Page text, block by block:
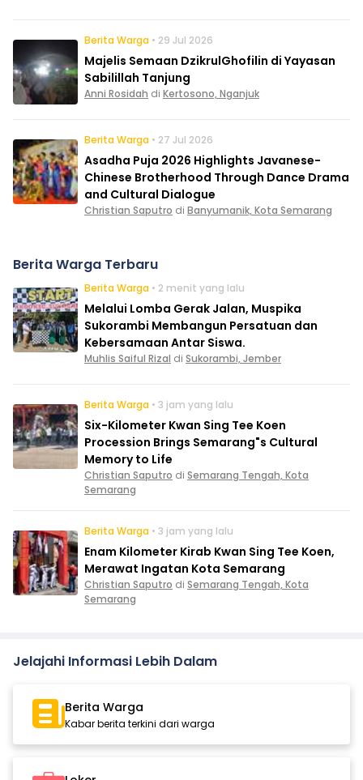
Berita Warga • 29 Jul 2026
Majelis Semaan DzikrulGhofilin di Yayasan
Sabilillah Tanjung
Anni Rosidah di Kertosono, Nganjuk
Berita Warga • 27 Jul 2026
Asadha Puja 2026 Highlights Javanese-
Chinese Brotherhood Through Dance Drama
and Cultural Dialogue
Christian Saputro di Banyumanik, Kota Semarang
Berita Warga Terbaru
Berita Warga • 2 menit yang lalu
Melalui Lomba Gerak Jalan, Muspika
Sukorambi Membangun Persatuan dan
Kebersamaan Antar Siswa.
Muhlis Saiful Rizal di Sukorambi, Jember
Berita Warga • 3 jam yang lalu
Six-Kilometer Kwan Sing Tee Koen
Procession Brings Semarang"s Cultural
Memory to Life
Christian Saputro di Semarang Tengah, Kota
Semarang
Berita Warga • 3 jam yang lalu
Enam Kilometer Kirab Kwan Sing Tee Koen,
Merawat Ingatan Kota Semarang
Christian Saputro di Semarang Tengah, Kota
Semarang
Jelajahi Informasi Lebih Dalam
Berita Warga
Kabar berita terkini dari warga